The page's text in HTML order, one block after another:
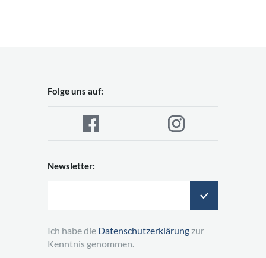
Folge uns auf:
Newsletter:
Ich habe die Datenschutzerklärung zur
Kenntnis genommen.